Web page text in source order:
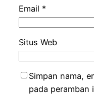
Email *
Situs Web
Simpan nama,
pada peramban